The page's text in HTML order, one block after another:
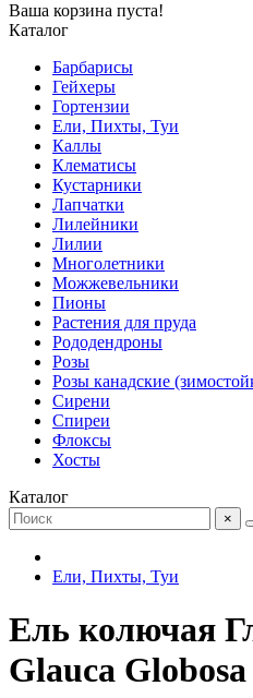
Ваша корзина пуста!
Каталог
Барбарисы
Гейхеры
Гортензии
Ели, Пихты, Туи
Каллы
Клематисы
Кустарники
Лапчатки
Лилейники
Лилии
Многолетники
Можжевельники
Пионы
Растения для пруда
Рододендроны
Розы
Розы канадские
Сирени
Спиреи
Флоксы
Хосты
Каталог
×
Ели, Пихты, Туи
Ель колючая
Glauca Globosa